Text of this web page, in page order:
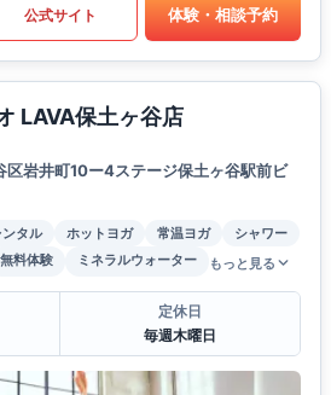
公式サイト 体験・相談予約
LAVA保土ヶ谷店
区岩井町10ー4ステージ保土ヶ谷駅前ビ
タル ホットヨガ 常温ヨガ
シャワー
無料体験 ミネラルウォーター もっと見る
定休日
毎週木曜日